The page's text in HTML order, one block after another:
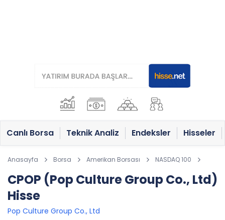
Canlı Borsa Teknik Analiz Endeksler Hisseler
Anasayfa Borsa Amerikan Borsası NASDAQ 100
CPOP (Pop Culture Group Co., Ltd)
Hisse
Pop Culture Group Co., Ltd